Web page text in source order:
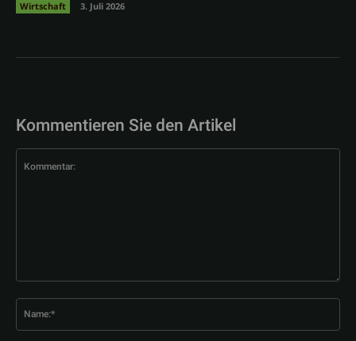
Wirtschaft 3. Juli 2026
Kommentieren Sie den Artikel